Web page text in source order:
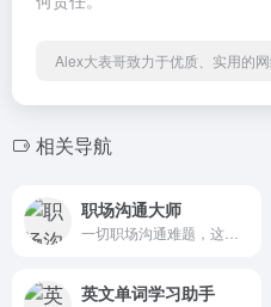
Alex大表哥致力于优质、实用的
相关导航
职场沟通大师
英文单词学习助手